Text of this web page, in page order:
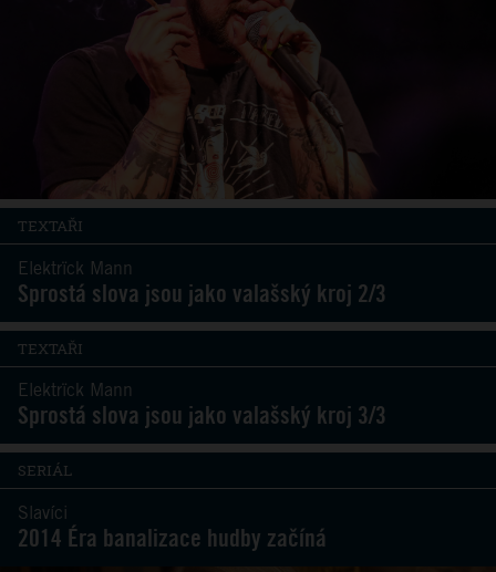
TEXTAŘI
Elektrïck Mann
Sprostá slova jsou jako valašský kroj 2/3
TEXTAŘI
Elektrïck Mann
Sprostá slova jsou jako valašský kroj 3/3
SERIÁL
Slavíci
2014 Éra banalizace hudby začíná